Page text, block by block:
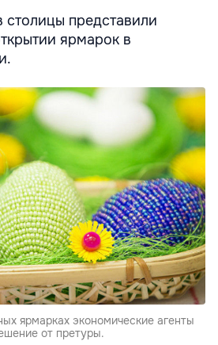
столицы представили
ярмарок в
ярмарках экономические агенты
от претуры.